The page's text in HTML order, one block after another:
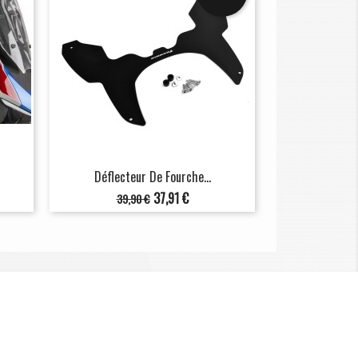
Déflecteur De Fourche...
Prix
de
39,90 € Prix
37,91 €